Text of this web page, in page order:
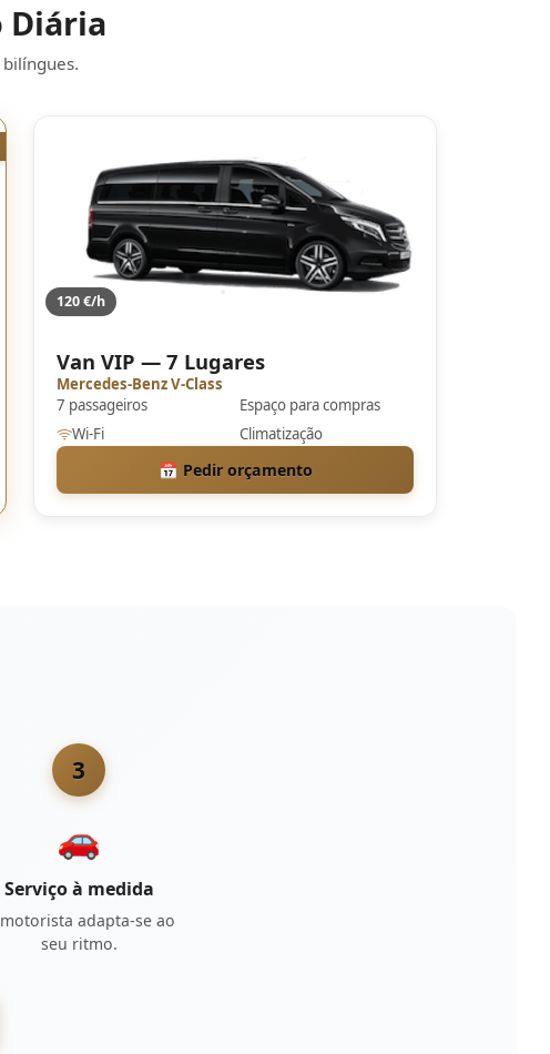
Diária
120 €/h
Van VIP — 7 Lugares
Mercedes-Benz V-Class
7 passageiros
Espaço para compras
Wi-Fi
Climatização
📅 Pedir orçamento
3
🚗
Serviço à medida
adapta-se ao
seu ritmo.